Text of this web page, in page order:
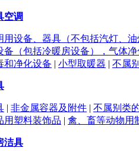
空调
用设备、器具（不包括汽灯、油
备（包括冷暖房设备），气体净
和净化设备 | 小型取暖器 | 不属
| 非金属容器及附件 | 不属别类
用塑料装饰品 | 禽、畜等动物用
洁具